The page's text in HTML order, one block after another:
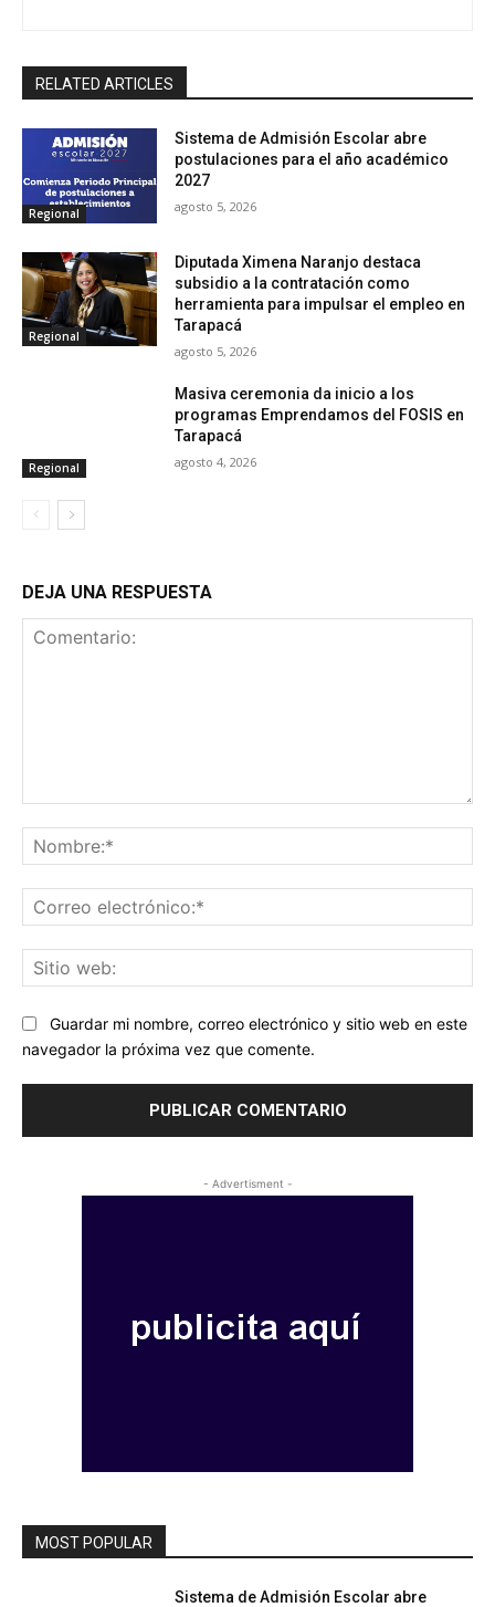
RELATED ARTICLES
Regional
Sistema de Admisión Escolar abre
postulaciones para el año académico
2027
agosto 5, 2026
Regional
Diputada Ximena Naranjo destaca
subsidio a la contratación como
herramienta para impulsar el empleo en
Tarapacá
agosto 5, 2026
Regional
Masiva ceremonia da inicio a los
programas Emprendamos del FOSIS en
Tarapacá
agosto 4, 2026
DEJA UNA RESPUESTA
Guardar mi nombre, correo electrónico y sitio web en este
navegador la próxima vez que comente.
- Advertisment -
MOST POPULAR
Sistema de Admisión Escolar abre